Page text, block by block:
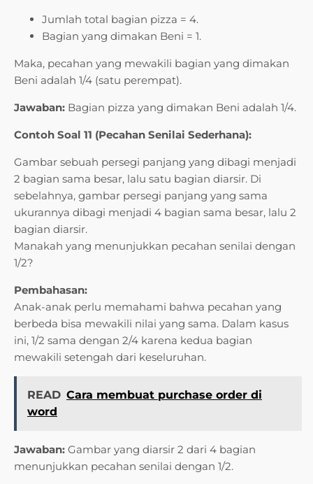
Jumlah total bagian pizza = 4.
Bagian yang dimakan Beni = 1.
Maka, pecahan yang mewakili bagian yang dimakan
Beni adalah 1/4 (satu perempat).
Jawaban: Bagian pizza yang dimakan Beni adalah 1/4.
Contoh Soal 11 (Pecahan Senilai Sederhana):
Gambar sebuah persegi panjang yang dibagi menjadi
2 bagian sama besar, lalu satu bagian diarsir. Di
sebelahnya, gambar persegi panjang yang sama
ukurannya dibagi menjadi 4 bagian sama besar, lalu 2
bagian diarsir.
Manakah yang menunjukkan pecahan senilai dengan
1/2?
Pembahasan:
Anak-anak perlu memahami bahwa pecahan yang
berbeda bisa mewakili nilai yang sama. Dalam kasus
ini, 1/2 sama dengan 2/4 karena kedua bagian
mewakili setengah dari keseluruhan.
READ Cara membuat purchase order di
word
Jawaban: Gambar yang diarsir 2 dari 4 bagian
menunjukkan pecahan senilai dengan 1/2.